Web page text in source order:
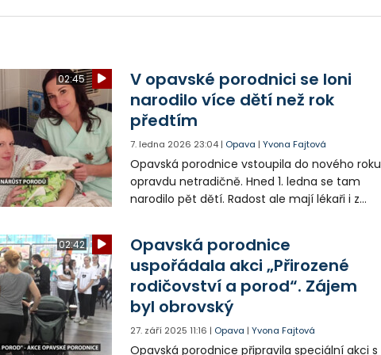
02:45
V opavské porodnici se loni
narodilo více dětí než rok
předtím
7. ledna 2026 23:04 | Opava |Yvona Fajtová
Opavská porodnice vstoupila do nového roku
opravdu netradičně. Hned 1. ledna se tam
narodilo pět dětí. Radost ale mají lékaři i z
02:42
Opavská porodnice
uspořádala akci „Přirozené
rodičovství a porod“. Zájem
byl obrovský
27. září 2025 11:16 | Opava |Yvona Fajtová
Opavská porodnice připravila speciální akci s